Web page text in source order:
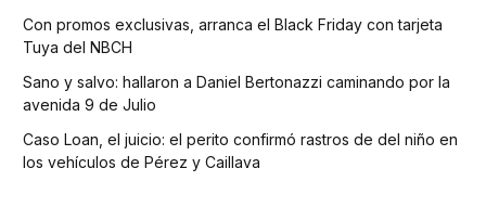
Con promos exclusivas, arranca el Black Friday con tarjeta
Tuya del NBCH
Sano y salvo: hallaron a Daniel Bertonazzi caminando por la
avenida 9 de Julio
Caso Loan, el juicio: el perito confirmó rastros de del niño en
los vehículos de Pérez y Caillava